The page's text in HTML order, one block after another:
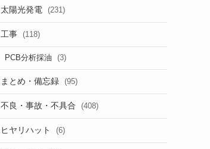
太陽光発電 (231)
工事 (118)
PCB分析採油 (3)
まとめ・備忘録 (95)
不良・事故・不具合 (408)
ヒヤリハット (6)